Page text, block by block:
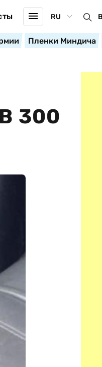
RU
Пленки Миндича
300